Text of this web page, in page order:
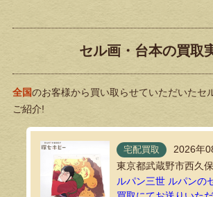
セル画・台本の買取
全国のお客様から買い取らせていただいたセ
ご紹介!
宅配買取
2026年
東京都武蔵野市西久保
ルパン三世 ルパンの